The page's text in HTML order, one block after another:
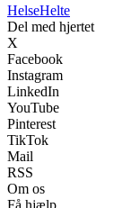
HelseHelte
Del med hjertet
X
Facebook
Instagram
LinkedIn
YouTube
Pinterest
TikTok
Mail
RSS
Om os
Få hjælp